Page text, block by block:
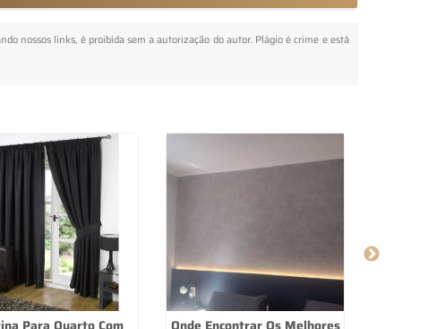
nossos links, é proibida sem a autorização do autor. Plágio é crime e está